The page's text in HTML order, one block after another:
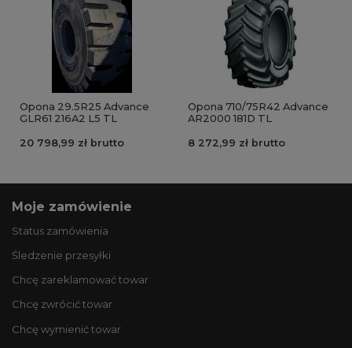
Opona 29.5R25 Advance
GLR61 216A2 L5 TL
20 798,99 zł brutto
Opona 710/75R42 Advance
AR2000 181D TL
8 272,99 zł brutto
Moje zamówienie
Status zamówienia
Śledzenie przesyłki
Chcę zareklamować towar
Chcę zwrócić towar
Chcę wymienić towar